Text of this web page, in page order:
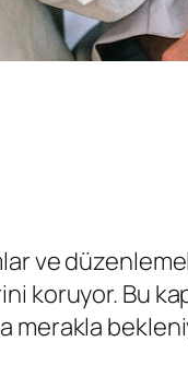
ve
koruyor. Bu
merakla